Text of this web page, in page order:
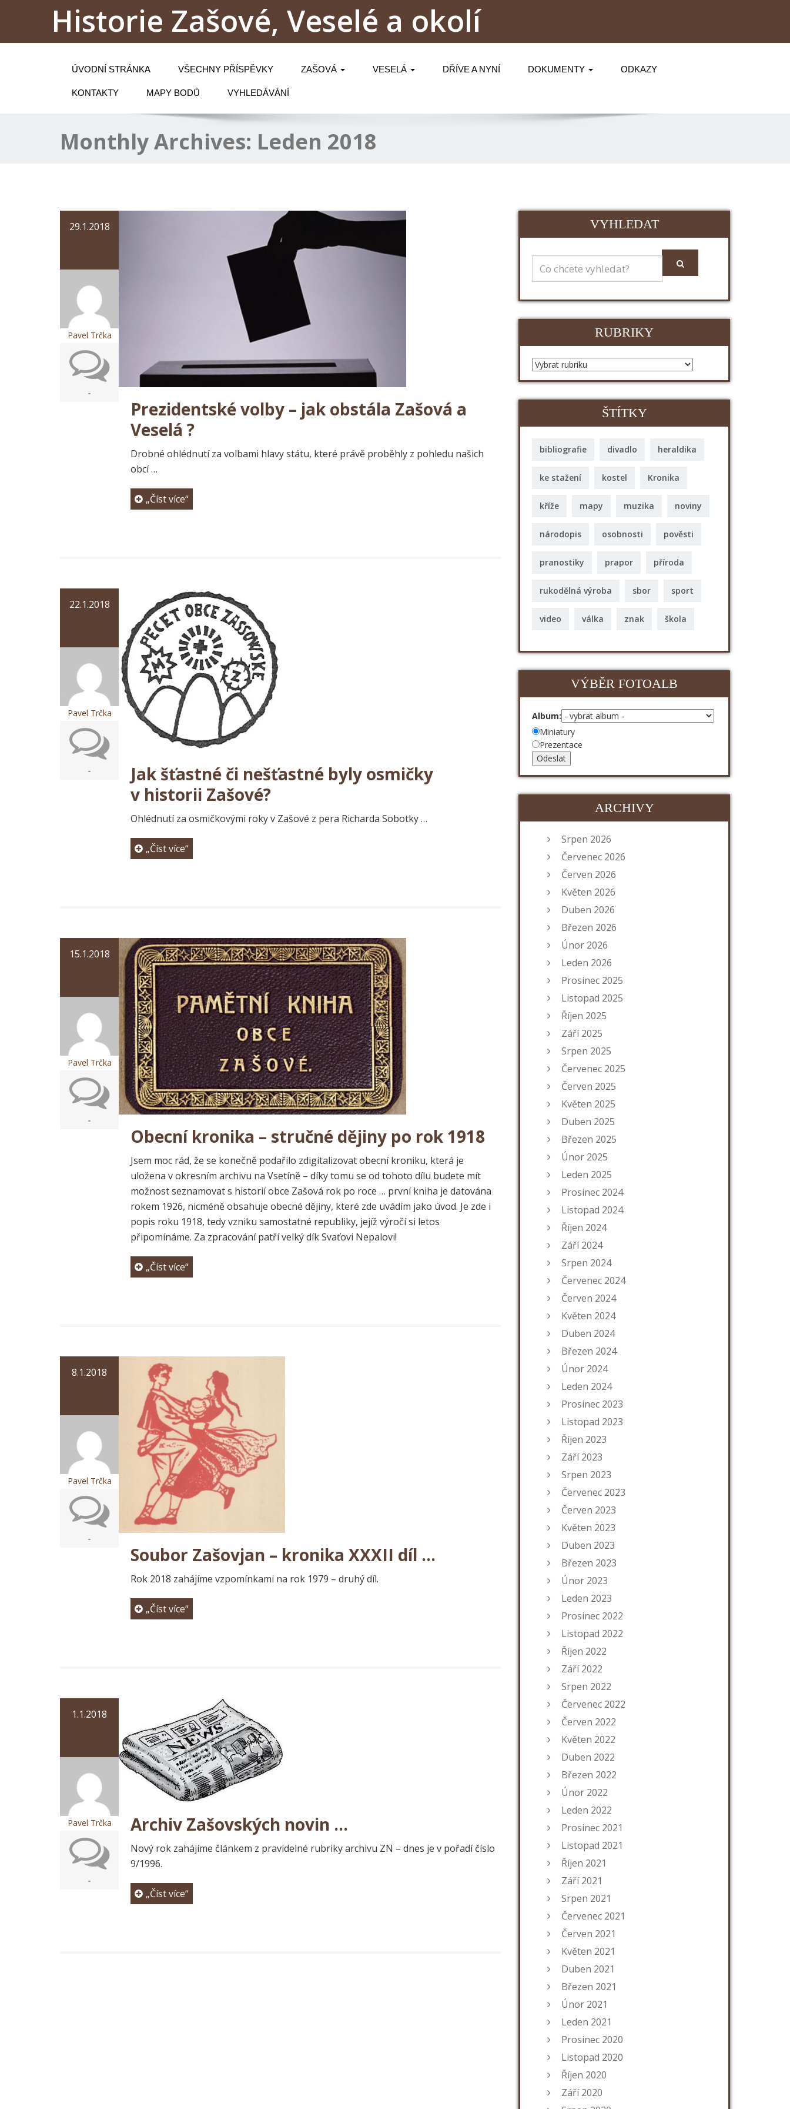
Historie Zašové, Veselé a okolí
ÚVODNÍ STRÁNKA VŠECHNY PŘÍSPĚVKY ZAŠOVÁ VESELÁ DŘÍVE A NYNÍ DOKUMENTY ODKAZY
KONTAKTY MAPY BODŮ VYHLEDÁVÁNÍ
Monthly Archives: Leden 2018
29.1.2018
Pavel Trčka
-
Prezidentské volby – jak obstála Zašová a
Veselá ?
Drobné ohlédnutí za volbami hlavy státu, které právě proběhly z pohledu našich
obcí …
„Číst více“
22.1.2018
Pavel Trčka
-
Jak šťastné či nešťastné byly osmičky
v historii Zašové?
Ohlédnutí za osmičkovými roky v Zašové z pera Richarda Sobotky …
„Číst více“
15.1.2018
Pavel Trčka
-
Obecní kronika – stručné dějiny po rok 1918
Jsem moc rád, že se konečně podařilo zdigitalizovat obecní kroniku, která je
uložena v okresním archivu na Vsetíně – díky tomu se od tohoto dílu budete mít
možnost seznamovat s historií obce Zašová rok po roce … první kniha je datována
rokem 1926, nicméně obsahuje obecné dějiny, které zde uvádím jako úvod. Je zde i
popis roku 1918, tedy vzniku samostatné republiky, jejíž výročí si letos
připomínáme. Za zpracování patří velký dík Svaťovi Nepalovi!
„Číst více“
8.1.2018
Pavel Trčka
-
Soubor Zašovjan – kronika XXXII díl …
Rok 2018 zahájíme vzpomínkami na rok 1979 – druhý díl.
„Číst více“
1.1.2018
Pavel Trčka
-
Archiv Zašovských novin …
Nový rok zahájíme článkem z pravidelné rubriky archivu ZN – dnes je v pořadí číslo
9/1996.
„Číst více“
VYHLEDAT
RUBRIKY
ŠTÍTKY
bibliografie divadlo heraldika
ke stažení kostel Kronika
kříže mapy muzika noviny
národopis osobnosti pověsti
pranostiky prapor příroda
rukodělná výroba sbor sport
video válka znak škola
VÝBĚR FOTOALB
Album:
Miniatury
Prezentace
ARCHIVY
Srpen 2026
Červenec 2026
Červen 2026
Květen 2026
Duben 2026
Březen 2026
Únor 2026
Leden 2026
Prosinec 2025
Listopad 2025
Říjen 2025
Září 2025
Srpen 2025
Červenec 2025
Červen 2025
Květen 2025
Duben 2025
Březen 2025
Únor 2025
Leden 2025
Prosinec 2024
Listopad 2024
Říjen 2024
Září 2024
Srpen 2024
Červenec 2024
Červen 2024
Květen 2024
Duben 2024
Březen 2024
Únor 2024
Leden 2024
Prosinec 2023
Listopad 2023
Říjen 2023
Září 2023
Srpen 2023
Červenec 2023
Červen 2023
Květen 2023
Duben 2023
Březen 2023
Únor 2023
Leden 2023
Prosinec 2022
Listopad 2022
Říjen 2022
Září 2022
Srpen 2022
Červenec 2022
Červen 2022
Květen 2022
Duben 2022
Březen 2022
Únor 2022
Leden 2022
Prosinec 2021
Listopad 2021
Říjen 2021
Září 2021
Srpen 2021
Červenec 2021
Červen 2021
Květen 2021
Duben 2021
Březen 2021
Únor 2021
Leden 2021
Prosinec 2020
Listopad 2020
Říjen 2020
Září 2020